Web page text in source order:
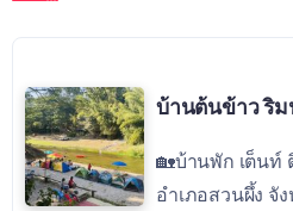
บ้านต้นข้าว ริม
🏡บ้านพัก เต็นท์
อำเภอสวนผึ้ง จั